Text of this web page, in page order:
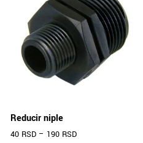
Reducir niple
40 RSD – 190 RSD